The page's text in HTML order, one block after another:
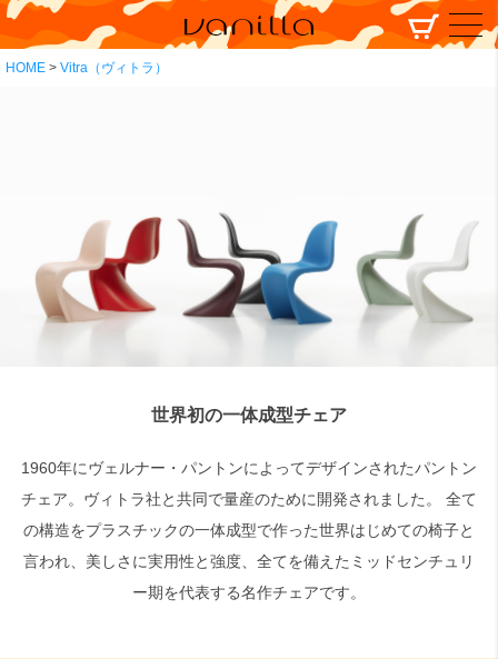
HOME Vitra（ヴィトラ）
検索
世界初の一体成型チェア
1960年にヴェルナー・パントンによってデザインされたパントン
チェア。ヴィトラ社と共同で量産のために開発されました。 全て
の構造をプラスチックの一体成型で作った世界はじめての椅子と
言われ、美しさに実用性と強度、全てを備えたミッドセンチュリ
ー期を代表する名作チェアです。